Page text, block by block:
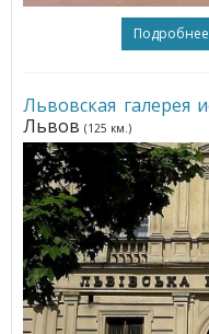
Подробнее
Львов (125 км.)